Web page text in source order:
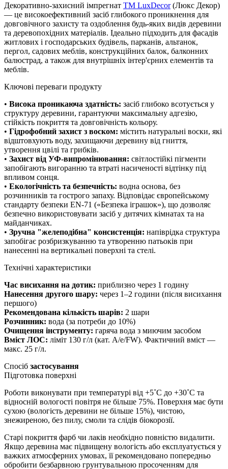
Декоративно-захисний імпрегнат TM LuxDecor(Люкс Декор)
— це високоефективний засіб глибокого проникнення для
довговічного захисту та оздоблення будь-яких видів деревини
та деревопохідних матеріалів. Ідеально підходить для фасадів
житлових і господарських будівель, парканів, альтанок,
пергол, садових меблів, конструкційних балок, балконних
балюстрад, а також для внутрішніх інтер'єрних елементів та
меблів.
Ключові переваги продукту
• Висока проникаюча здатність: засіб глибоко всотується у
структуру деревини, гарантуючи максимальну адгезію,
стійкість покриття та довговічність кольору.
• Гідрофобний захист з воском: містить натуральні воски, які
відштовхують воду, захищаючи деревину від гниття,
утворення цвілі та грибків.
• Захист від УФ-випромінювання: світлостійкі пігменти
запобігають вигоранню та втраті насиченості відтінку під
впливом сонця.
• Екологічність та безпечність: водна основа, без
розчинників та гострого запаху. Відповідає європейському
стандарту безпеки EN-71 («Безпека іграшок»), що дозволяє
безпечно використовувати засіб у дитячих кімнатах та на
майданчиках.
• Зручна "желеподібна" консистенція: напіврідка структура
запобігає розбризкуванню та утворенню патьоків при
нанесенні на вертикальні поверхні та стелі.
Технічні характеристики
Час висихання на дотик: приблизно через 1 годину
Нанесення другого шару: через 1–2 години (після висихання
першого)
Рекомендована кількість шарів: 2 шари
Розчинник: вода (за потреби до 10%)
Очищення інструменту: гаряча вода з миючим засобом
Вміст ЛОС: ліміт 130 г/л (кат. A/e/FW). Фактичний вміст —
макс. 25 г/л.
Спосіб застосування
Підготовка поверхні
Роботи виконувати при температурі від +5˚С до +30˚С та
відносній вологості повітря не більше 75%. Поверхня має бути
сухою (вологість деревини не більше 15%), чистою,
знежиреною, без пилу, смоли та слідів біокорозії.
Старі покриття фарб чи лаків необхідно повністю видалити.
Якщо деревина має підвищену вологість або експлуатується у
важких атмосферних умовах, її рекомендовано попередньо
обробити безбарвною грунтувальною просоченням для